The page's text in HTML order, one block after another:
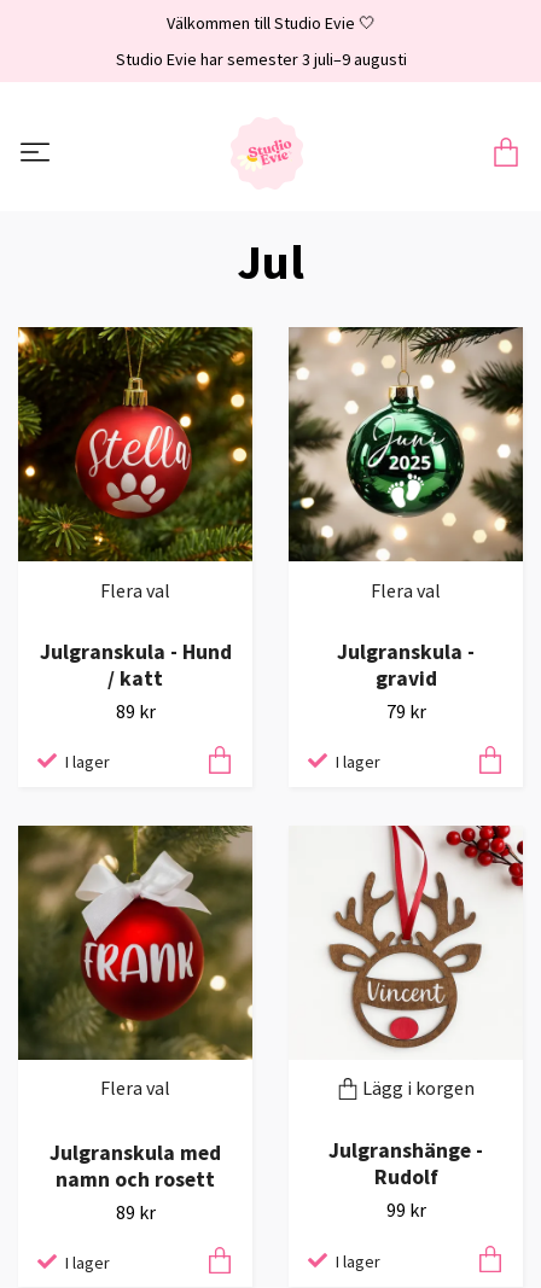
Välkommen till Studio Evie 🤍
Studio Evie har semester 3 juli–9 augusti
Jul
Flera val
Julgranskula - Hund
/ katt
89 kr
I lager
Flera val
Julgranskula -
gravid
79 kr
I lager
Flera val
Julgranskula med
namn och rosett
89 kr
I lager
Lägg i korgen
Julgranshänge -
Rudolf
99 kr
I lager